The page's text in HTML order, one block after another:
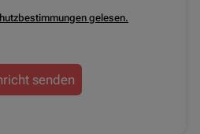
gelesen.
senden